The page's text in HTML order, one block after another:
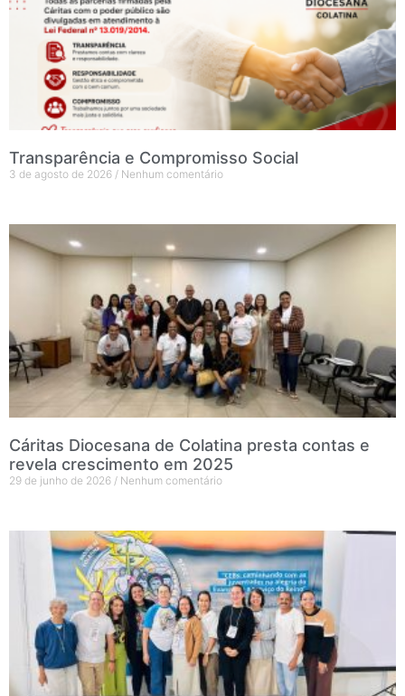
Transparência e Compromisso Social
3 de agosto de 2026 Nenhum comentário
Cáritas Diocesana de Colatina presta contas e
revela crescimento em 2025
29 de junho de 2026 Nenhum comentário